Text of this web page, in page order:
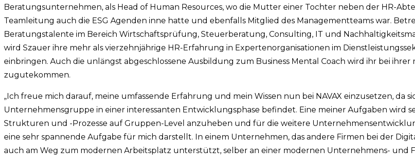
Beratungsunternehmen, als Head of Human Resources, wo die Mutter einer Tochter neben der HR-
Teamleitung auch die ESG Agenden inne hatte und ebenfalls Mitglied des Managementteams war.
Beratungstalente im Bereich Wirtschaftsprüfung, Steuerberatung, Consulting, IT und
wird Szauer ihre mehr als vierzehnjährige HR-Erfahrung in Expertenorganisationen im
einbringen. Auch die unlängst abgeschlossene Ausbildung zum Business Mental Coach wird ihr bei ihrer
zugutekommen.
„Ich freue mich darauf, meine umfassende Erfahrung und mein Wissen nun bei NAVAX einzusetzen, da
Unternehmensgruppe in einer interessanten Entwicklungsphase befindet. Eine meiner Aufgaben wird
Strukturen und -Prozesse auf Gruppen-Level anzuheben und für die weitere
eine sehr spannende Aufgabe für mich darstellt. In einem Unternehmen, das andere Firmen bei der
auch am Weg zum modernen Arbeitsplatz unterstützt, selber an einer modernen Unternehmens-